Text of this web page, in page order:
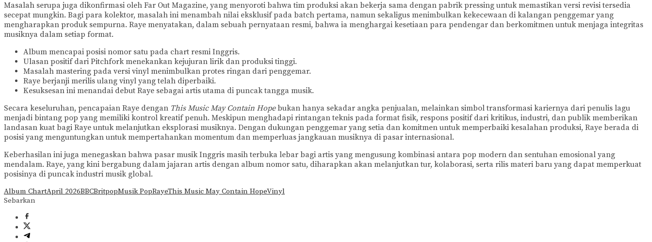
Masalah serupa juga dikonfirmasi oleh Far Out Magazine, yang menyoroti bahwa tim produksi akan bekerja sama dengan pabrik pressing untuk memastikan versi revisi tersedia
secepat mungkin. Bagi para kolektor, masalah ini menambah nilai eksklusif pada batch pertama, namun sekaligus menimbulkan kekecewaan di kalangan penggemar yang
mengharapkan produk sempurna. Raye menyatakan, dalam sebuah pernyataan resmi, bahwa ia menghargai kesetiaan para pendengar dan berkomitmen untuk menjaga integritas
musiknya dalam setiap format.
Album mencapai posisi nomor satu pada chart resmi Inggris.
Ulasan positif dari Pitchfork menekankan kejujuran lirik dan produksi tinggi.
Masalah mastering pada versi vinyl menimbulkan protes ringan dari penggemar.
Raye berjanji merilis ulang vinyl yang telah diperbaiki.
Kesuksesan ini menandai debut Raye sebagai artis utama di puncak tangga musik.
Secara keseluruhan, pencapaian Raye dengan This Music May Contain Hopebukan hanya sekadar angka penjualan, melainkan simbol transformasi kariernya dari penulis lagu
menjadi bintang pop yang memiliki kontrol kreatif penuh. Meskipun menghadapi rintangan teknis pada format fisik, respons positif dari kritikus, industri, dan publik memberikan
landasan kuat bagi Raye untuk melanjutkan eksplorasi musiknya. Dengan dukungan penggemar yang setia dan komitmen untuk memperbaiki kesalahan produksi, Raye berada di
posisi yang menguntungkan untuk mempertahankan momentum dan memperluas jangkauan musiknya di pasar internasional.
Keberhasilan ini juga menegaskan bahwa pasar musik Inggris masih terbuka lebar bagi artis yang mengusung kombinasi antara pop modern dan sentuhan emosional yang
mendalam. Raye, yang kini bergabung dalam jajaran artis dengan album nomor satu, diharapkan akan melanjutkan tur, kolaborasi, serta rilis materi baru yang dapat memperkuat
posisinya di puncak industri musik global.
Album ChartApril 2026BBCBritpopMusik PopRayeThis Music May Contain HopeVinyl
Sebarkan